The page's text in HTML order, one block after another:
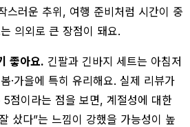
스러운 추위, 여행 준비처럼 시간이 중
의외로 큰 장점이 돼요.
좋아요. 긴팔과 긴바지 세트는 아침저
·가을에 특히 유리해요. 실제 리뷰가
점이라는 점을 보면, 계절성에 대한
샀다”는 느낌이 강했을 가능성이 높